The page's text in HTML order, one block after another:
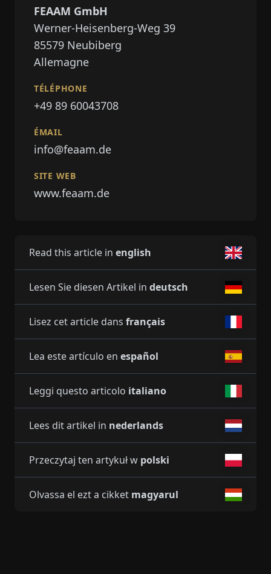
FEAAM GmbH
Werner-Heisenberg-Weg 39
85579 Neubiberg
Allemagne
TÉLÉPHONE
+49 89 60043708
ÉMAIL
info@feaam.de
SITE WEB
www.feaam.de
Read this article in english
Lesen Sie diesen Artikel in deutsch
Lisez cet article dans français
Lea este artículo en español
Leggi questo articolo italiano
Lees dit artikel in nederlands
Przeczytaj ten artykuł w polski
Olvassa el ezt a cikket magyarul